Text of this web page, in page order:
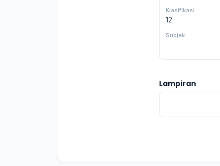
Klasifikasi
12
Subjek
Lampiran